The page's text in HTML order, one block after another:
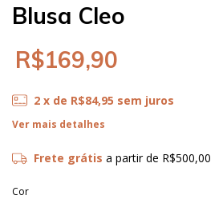
Blusa Cleo
R$169,90
2 x de R$84,95 sem juros
Ver mais detalhes
Frete grátis a partir de R$500,00
Cor